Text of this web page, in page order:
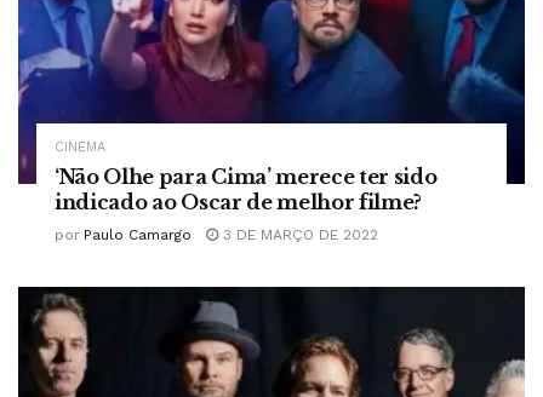
CINEMA
‘Não Olhe para Cima’ merece ter sido
indicado ao Oscar de melhor filme?
por Paulo Camargo 3 DE MARÇO DE 2022